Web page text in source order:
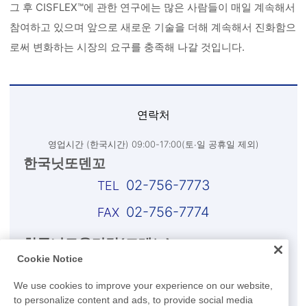
그 후 CISFLEX™에 관한 연구에는 많은 사람들이 매일 계속해서
참여하고 있으며 앞으로 새로운 기술을 더해 계속해서 진화함으
로써 변화하는 시장의 요구를 충족해 나갈 것입니다.
연락처
영업시간 (한국시간) 09:00-17:00(토∙일 공휴일 제외)
한국닛또덴꼬
02-756-7773
02-756-7774
한국니토옵티칼(코레노)
031-680–4133
Cookie Notice
We use cookies to improve your experience on our website,
to personalize content and ads, to provide social media